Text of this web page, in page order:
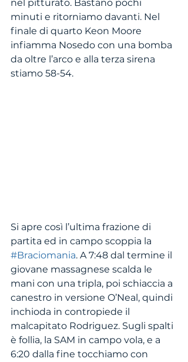
nel pitturato. Bastano pochi
minuti e ritorniamo davanti. Nel
finale di quarto Keon Moore
infiamma Nosedo con una bomba
da oltre l’arco e alla terza sirena
stiamo 58-54.
Si apre così l’ultima frazione di
partita ed in campo scoppia la
#Braciomania. A 7:48 dal termine il
giovane massagnese scalda le
mani con una tripla, poi schiaccia a
canestro in versione O’Neal, quindi
inchioda in contropiede il
malcapitato Rodriguez. Sugli spalti
è follia, la SAM in campo vola, e a
6:20 dalla fine tocchiamo con